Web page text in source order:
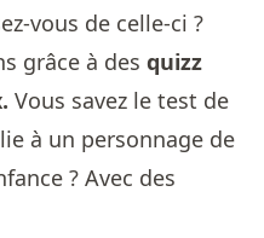
vous de celle-ci ?
grâce à des quizz
Vous savez le test de
à un personnage de
? Avec des